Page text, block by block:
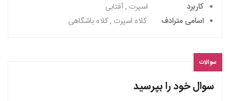
کاربرد
اسپرت , آفتابی
اسامی مترادف
کلاه اسپرت , کلاه باشگاهی
سوالات
سوال خود را بپرسید